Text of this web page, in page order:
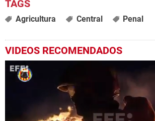
Agricultura Central Penal
VIDEOS RECOMENDADOS